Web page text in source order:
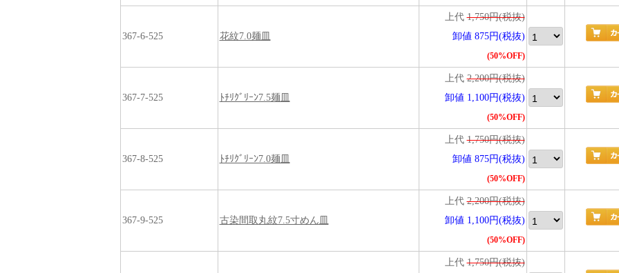
367-6-525 花紋7.0麺皿
上代1,750円(税抜)
卸値 875円(税抜)
(50%OFF)
367-7-525 ﾄﾁﾘｸﾞﾘｰﾝ7.5麺皿
上代2,200円(税抜)
卸値 1,100円(税抜)
(50%OFF)
367-8-525 ﾄﾁﾘｸﾞﾘｰﾝ7.0麺皿
上代1,750円(税抜)
卸値 875円(税抜)
(50%OFF)
367-9-525 古染間取丸紋7.5寸めん皿
上代2,200円(税抜)
卸値 1,100円(税抜)
(50%OFF)
上代1,750円(税抜)